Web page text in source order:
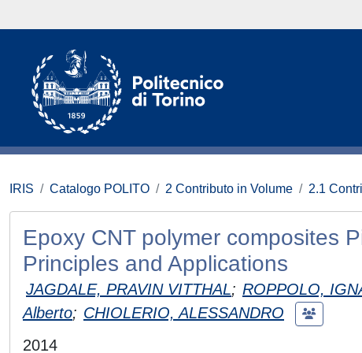
IRIS Catalogo POLITO 2 Contributo in Volume 2.1
Epoxy CNT polymer composites
Principles and Applications
JAGDALE, PRAVIN VITTHAL; ROPPOLO,
Alberto; CHIOLERIO, ALESSANDRO
2014